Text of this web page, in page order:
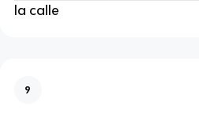
la calle
9